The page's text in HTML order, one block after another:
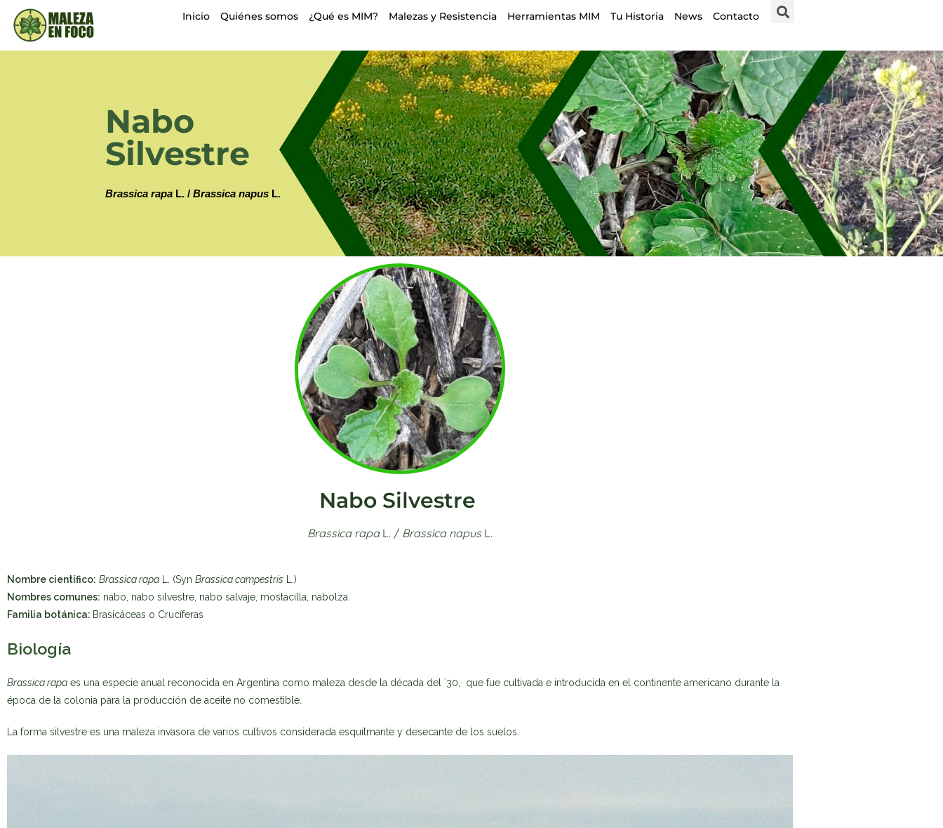
Inicio Quiénes somos ¿Qué es MIM? Malezas y Resistencia Herramientas MIM Tu Historia News Contacto
Nabo
Silvestre
Brassica rapa L. / Brassica napus L.
Nabo Silvestre
Brassica rapaL. / Brassica napusL.
Nombre científico: Brassica rapa L. (Syn Brassica campestris L.)
Nombres comunes: nabo, nabo silvestre, nabo salvaje, mostacilla, nabolza.
Familia botánica: Brasicáceas o Crucíferas
Biología
Brassica rapa es una especie anual reconocida en Argentina como maleza desde la década del ´30, que fue cultivada e introducida en el continente americano durante la
época de la colonia para la producción de aceite no comestible.
La forma silvestre es una maleza invasora de varios cultivos considerada esquilmante y desecante de los suelos.